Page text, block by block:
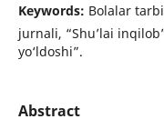
Keywords: Bolalar
jurnali, “Shu’lai
yo‘ldoshi”.
Abstract